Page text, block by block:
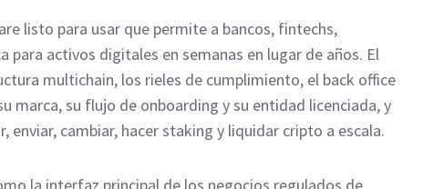
listo para usar que permite a bancos, fintechs,
para activos digitales en semanas en lugar de años. El
multichain, los rieles de cumplimiento, el back office
marca, su flujo de onboarding y su entidad licenciada, y
enviar, cambiar, hacer staking y liquidar cripto a escala.